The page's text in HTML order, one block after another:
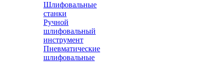
Шлифовальные
станки
Ручной
шлифовальный
инструмент
Пневматические
шлифовальные